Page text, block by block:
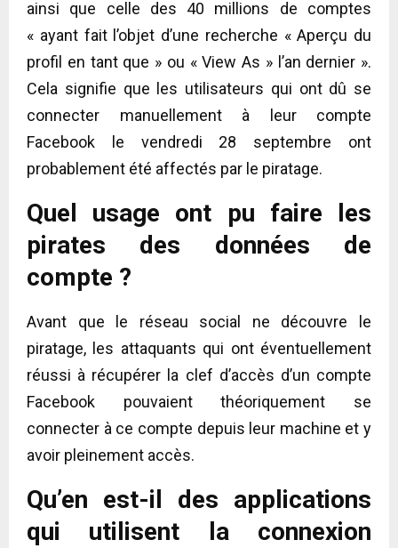
ainsi que celle des 40 millions de comptes
« ayant fait l’objet d’une recherche « Aperçu du
profil en tant que » ou « View As » l’an dernier ».
Cela signifie que les utilisateurs qui ont dû se
connecter manuellement à leur compte
Facebook le vendredi 28 septembre ont
probablement été affectés par le piratage.
Quel usage ont pu faire les
pirates des données de
compte ?
Avant que le réseau social ne découvre le
piratage, les attaquants qui ont éventuellement
réussi à récupérer la clef d’accès d’un compte
Facebook pouvaient théoriquement se
connecter à ce compte depuis leur machine et y
avoir pleinement accès.
Qu’en est-il des applications
qui utilisent la connexion